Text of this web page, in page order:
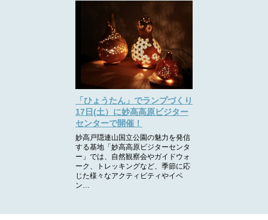
「ひょうたん」でランプづくり
17日(土）に妙高高原ビジター
センターで開催！
妙高戸隠連山国立公園の魅力を発信
する基地「妙高高原ビジターセンタ
ー」では、自然観察会やガイドウォ
ーク、トレッキングなど、季節に応
じた様々なアクティビティやイベ
ン…